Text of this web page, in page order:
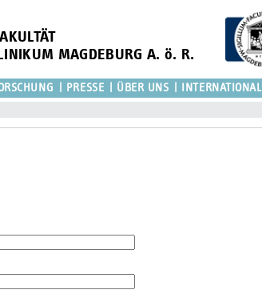
MAGDEBURG A. ö. R.
PRESSE ÜBER UNS INTERNATIONAL